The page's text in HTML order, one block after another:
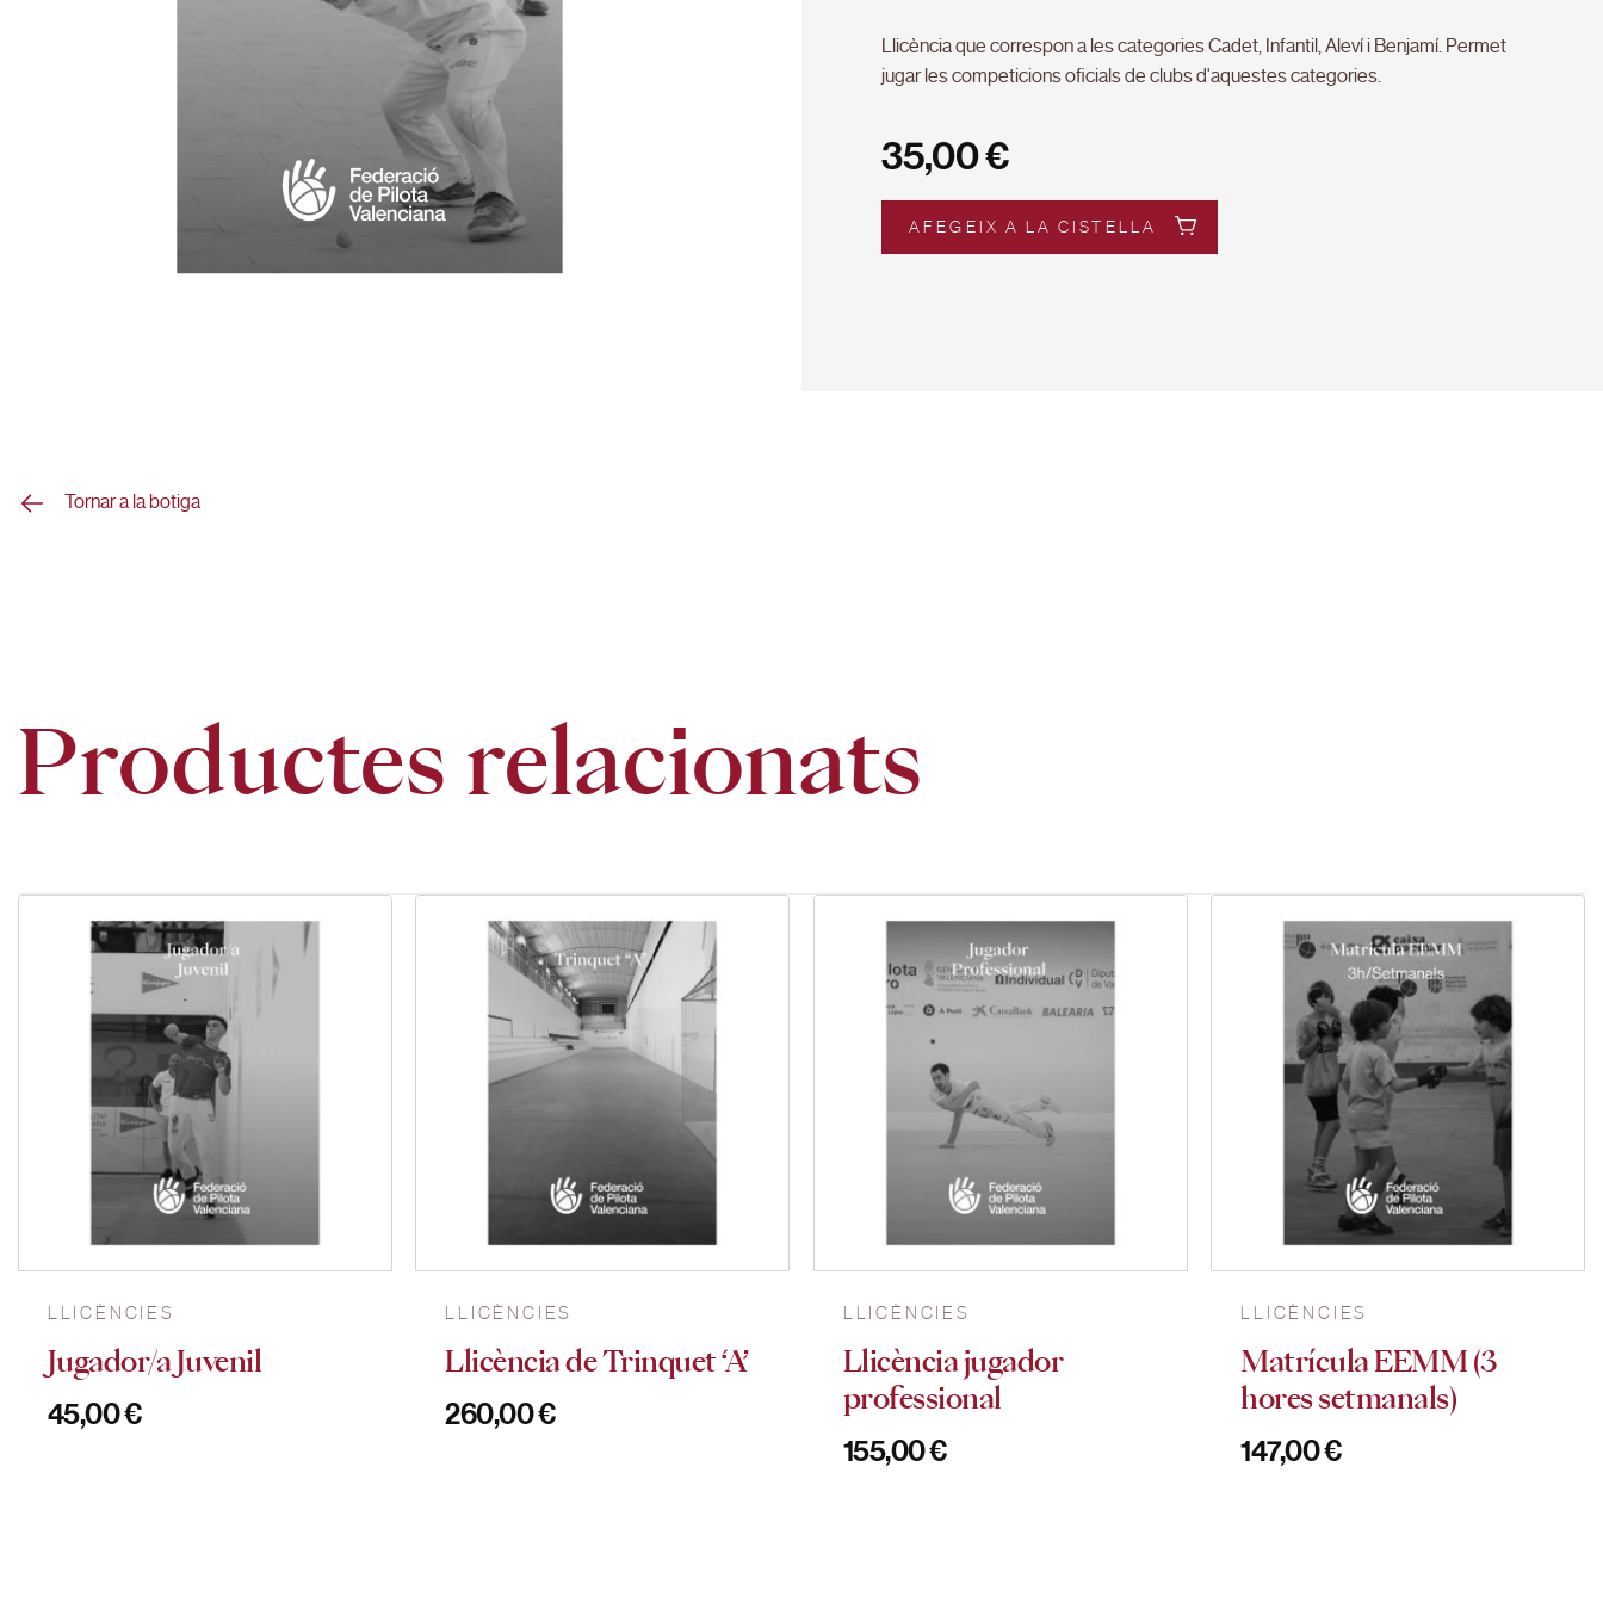
Llicència que correspon a les categories Cadet, Infantil, Aleví i Benjamí. Permet
jugar les competicions oficials de clubs d'aquestes categories.
35,00€
AFEGEIX A LA CISTELLA
Tornar a la botiga
Productes relacionats
LLICÈNCIES
Jugador/a Juvenil
45,00€
LLICÈNCIES
Llicència de Trinquet ‘A’
260,00€
LLICÈNCIES
Llicència jugador
professional
155,00€
LLICÈNCIES
Matrícula EEMM (3
hores setmanals)
147,00€